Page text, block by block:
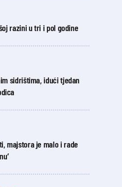
razini u tri i pol godine
sidrištima, idući tjedan
majstora je malo i rade